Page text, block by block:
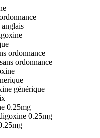
ordonnance
ordonnance
générique
0.25mg
0.25mg